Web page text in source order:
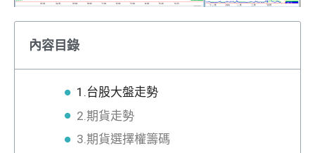
內容目錄
1.台股大盤走勢
2.期貨走勢
3.期貨選擇權籌碼